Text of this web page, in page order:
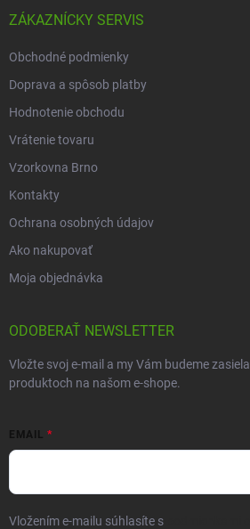
ZÁKAZNÍCKY SERVIS
Obchodné podmienky
Doprava a spôsob platby
Hodnotenie obchodu
Vrátenie tovaru
Vzorkovna Brno
Kontakty
Ochrana osobných údajov
Ako nakupovať
Moja objednávka
ODOBERAŤ NEWSLETTER
Vložte svoj e-mail a my Vám budeme
produktoch na našom e-shope.
EMAIL
Vložením e-mailu súhlasíte s